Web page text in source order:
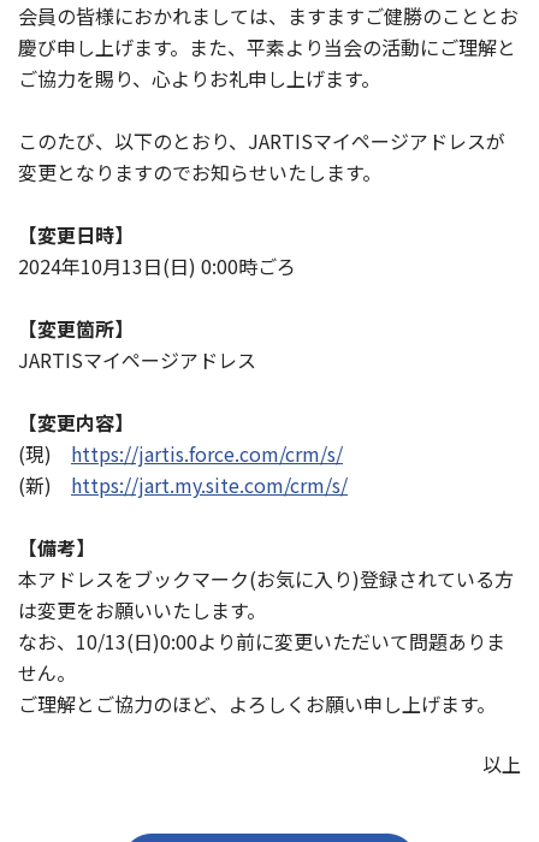
会員の皆様におかれましては、ますますご健勝のこととお
慶び申し上げます。また、平素より当会の活動にご理解と
ご協力を賜り、心よりお礼申し上げます。
このたび、以下のとおり、JARTISマイページアドレスが
変更となりますのでお知らせいたします。
【変更日時】
2024年10月13日(日) 0:00時ごろ
【変更箇所】
JARTISマイページアドレス
【変更内容】
(現) https://jartis.force.com/crm/s/
(新) https://jart.my.site.com/crm/s/
【備考】
本アドレスをブックマーク(お気に入り)登録されている方
は変更をお願いいたします。
なお、10/13(日)0:00より前に変更いただいて問題ありま
せん。
ご理解とご協力のほど、よろしくお願い申し上げます。
以上